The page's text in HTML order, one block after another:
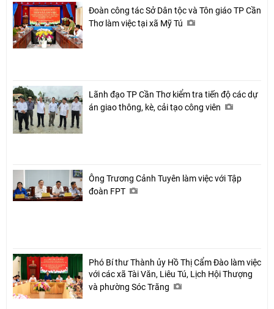
Đoàn công tác Sở Dân tộc và Tôn giáo TP Cần
Thơ làm việc tại xã Mỹ Tú
Lãnh đạo TP Cần Thơ kiểm tra tiến độ các dự
án giao thông, kè, cải tạo công viên
Ông Trương Cảnh Tuyên làm việc với Tập
đoàn FPT
Phó Bí thư Thành ủy Hồ Thị Cẩm Đào làm việc
với các xã Tài Văn, Liêu Tú, Lịch Hội Thượng
và phường Sóc Trăng